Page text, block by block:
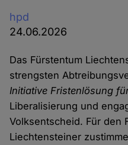
hpd
24.06.2026
Das Fürstentum
strengsten
Initiative Fristenlösung
Liberalisierung und
Volksentscheid. Für den
Liechtensteiner